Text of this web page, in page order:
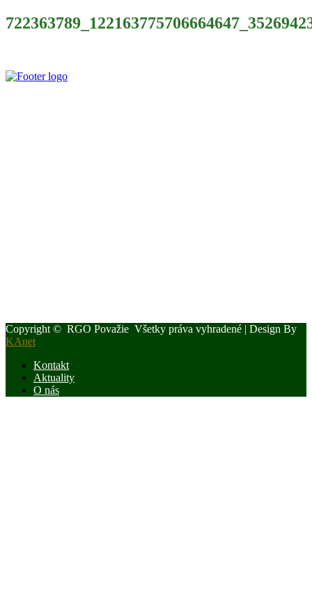
Copyright © RGO Považie Všetky práva vyhradené | Design By
KAnet
Kontakt
Aktuality
O nás